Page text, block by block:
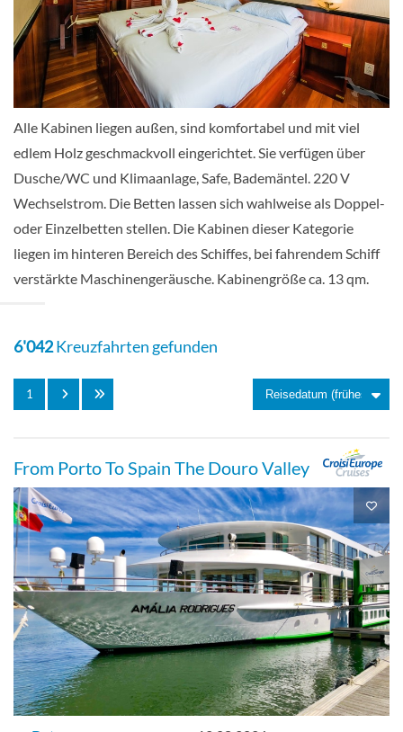
Aussenkabine
Einzel außen-[D]
Hauptdeck
Aussenkabine
Alle Kabinen liegen außen, sind komfortabel und mit viel
edlem Holz geschmackvoll eingerichtet. Sie verfügen über
Dusche/WC und Klimaanlage, Safe, Bademäntel. 220 V
Wechselstrom. Die Betten lassen sich wahlweise als Doppel-
oder Einzelbetten stellen. Die Kabinen dieser Kategorie
liegen im hinteren Bereich des Schiffes, bei fahrendem Schiff
verstärkte Maschinengeräusche. Kabinengröße ca. 13 qm.
6'042Kreuzfahrten gefunden
1
From Porto To Spain The Douro Valley